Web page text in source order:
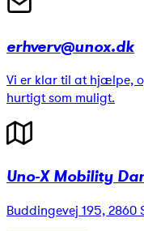
erhverv@unox.dk
Vi er klar til at hjælpe,
hurtigt som muligt.
Uno-X Mobility
Buddingevej 195, 2860